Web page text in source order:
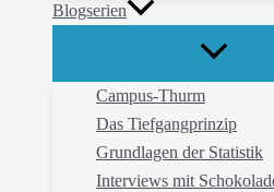
Blogserien
Campus-Thurm
Das Tiefgangprinzip
Grundlagen der Statistik
Interviews mit